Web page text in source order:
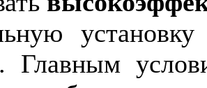
Главным